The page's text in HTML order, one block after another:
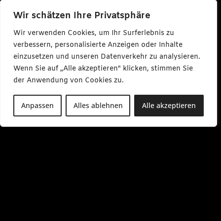
Wir schätzen Ihre Privatsphäre
Wir verwenden Cookies, um Ihr Surferlebnis zu
verbessern, personalisierte Anzeigen oder Inhalte
einzusetzen und unseren Datenverkehr zu analysieren.
Wenn Sie auf „Alle akzeptieren" klicken, stimmen Sie
der Anwendung von Cookies zu.
Anpassen Alles ablehnen Alle akzeptieren
a
r
l
m
a
e
s
m
e
i
a
.
d
e